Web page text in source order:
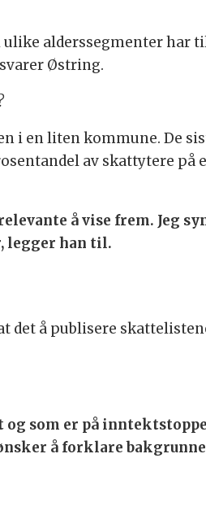
alderssegmenter har
Østring.
i en liten kommune. De
av skattytere på
å vise frem. Jeg
legger han til.
det å publisere
og som er på
å forklare